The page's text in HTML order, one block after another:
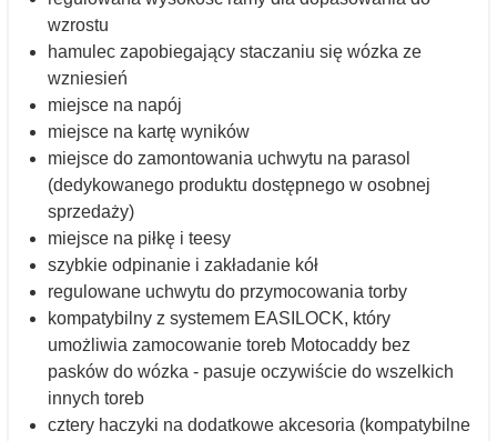
wzrostu
hamulec zapobiegający staczaniu się wózka ze
wzniesień
miejsce na napój
miejsce na kartę wyników
miejsce do zamontowania uchwytu na parasol
(dedykowanego produktu dostępnego w osobnej
sprzedaży)
miejsce na piłkę i teesy
szybkie odpinanie i zakładanie kół
regulowane uchwytu do przymocowania torby
kompatybilny z systemem EASILOCK, który
umożliwia zamocowanie toreb Motocaddy bez
pasków do wózka - pasuje oczywiście do wszelkich
innych toreb
cztery haczyki na dodatkowe akcesoria (kompatybilne